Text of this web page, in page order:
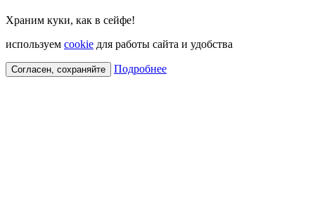
Храним куки, как в сейфе!
используем cookie для работы сайта и удобства
Согласен, сохраняйте Подробнее